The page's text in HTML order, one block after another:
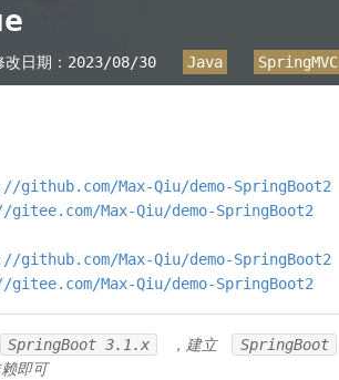
日期： 2023/08/30 Java SpringMVC
github.com/Max-Qiu/demo-SpringBoot2
Max-Qiu/demo-SpringBoot2
github.com/Max-Qiu/demo-SpringBoot2
Max-Qiu/demo-SpringBoot2
SpringBoot 3.1.x ，建立
SpringBoot
即可